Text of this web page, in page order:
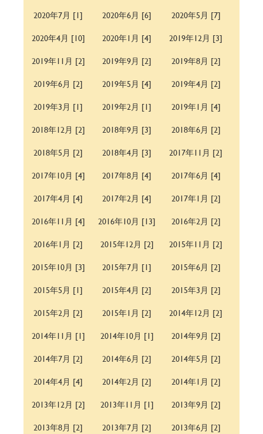
2020年7月 [1]
2020年6月 [6]
2020年5月 [7]
2020年4月 [10]
2020年1月 [4]
2019年12月 [3]
2019年11月 [2]
2019年9月 [2]
2019年8月 [2]
2019年6月 [2]
2019年5月 [4]
2019年4月 [2]
2019年3月 [1]
2019年2月 [1]
2019年1月 [4]
2018年12月 [2]
2018年9月 [3]
2018年6月 [2]
2018年5月 [2]
2018年4月 [3]
2017年11月 [2]
2017年10月 [4]
2017年8月 [4]
2017年6月 [4]
2017年4月 [4]
2017年2月 [4]
2017年1月 [2]
2016年11月 [4]
2016年10月 [13]
2016年2月 [2]
2016年1月 [2]
2015年12月 [2]
2015年11月 [2]
2015年10月 [3]
2015年7月 [1]
2015年6月 [2]
2015年5月 [1]
2015年4月 [2]
2015年3月 [2]
2015年2月 [2]
2015年1月 [2]
2014年12月 [2]
2014年11月 [1]
2014年10月 [1]
2014年9月 [2]
2014年7月 [2]
2014年6月 [2]
2014年5月 [2]
2014年4月 [4]
2014年2月 [2]
2014年1月 [2]
2013年12月 [2]
2013年11月 [1]
2013年9月 [2]
2013年8月 [2]
2013年7月 [2]
2013年6月 [2]